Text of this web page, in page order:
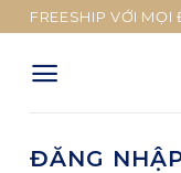
Skip
to
content
FREESHIP VỚI MỌI
ĐĂNG